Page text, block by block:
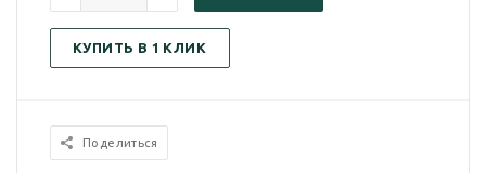
КУПИТЬ В 1 КЛИК
Поделиться